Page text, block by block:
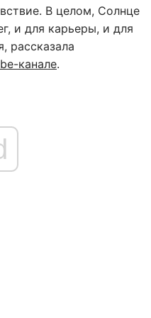
В целом, Солнце
и для карьеры, и для
рассказала
канале.